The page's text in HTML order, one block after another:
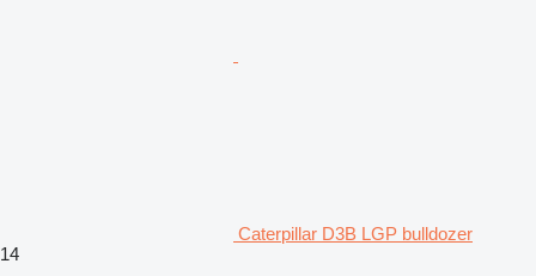
Caterpillar D3B LGP bulldozer
14